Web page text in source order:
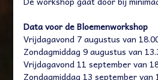
Data voor de Bloemenworkshop
Vrijdagavond 7 augustus van
Zondagmiddag 9 augustus van
Vrijdagavond 11 september van
Zondagmiddag 13 september van